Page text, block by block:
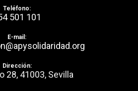
Teléfono:
501 101
E-mail:
Dirección:
28, 41003, Sevilla